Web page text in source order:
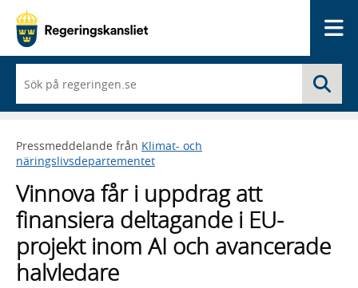
du
börjar
skriva
framträder
en
med
sökförslag
Pressmeddelande från Klimat- och
näringslivsdepartementet
Vinnova får i uppdrag att
finansiera deltagande i EU-
projekt inom AI och avancerade
halvledare